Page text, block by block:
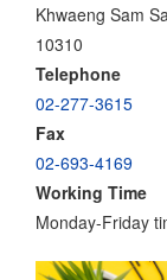
Khwaeng Sam
10310
Telephone
02-277-3615
Fax
02-693-4169
Working Time
Monday-Friday